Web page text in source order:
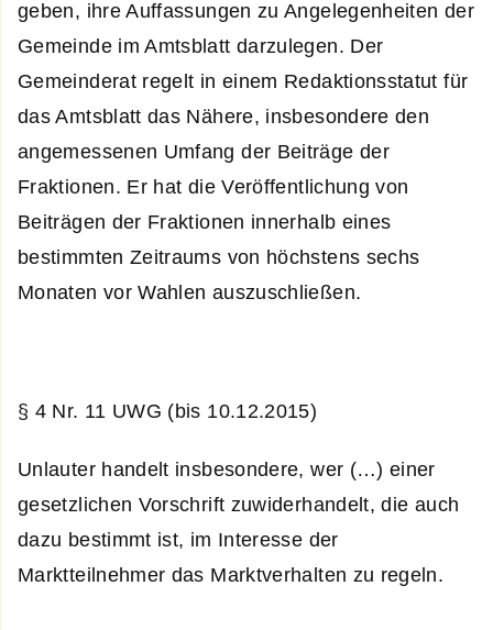
geben, ihre Auffassungen zu Angelegenheiten der
Gemeinde im Amtsblatt darzulegen. Der
Gemeinderat regelt in einem Redaktionsstatut für
das Amtsblatt das Nähere, insbesondere den
angemessenen Umfang der Beiträge der
Fraktionen. Er hat die Veröffentlichung von
Beiträgen der Fraktionen innerhalb eines
bestimmten Zeitraums von höchstens sechs
Monaten vor Wahlen auszuschließen.
§ 4 Nr. 11 UWG (bis 10.12.2015)
Unlauter handelt insbesondere, wer (…) einer
gesetzlichen Vorschrift zuwiderhandelt, die auch
dazu bestimmt ist, im Interesse der
Marktteilnehmer das Marktverhalten zu regeln.